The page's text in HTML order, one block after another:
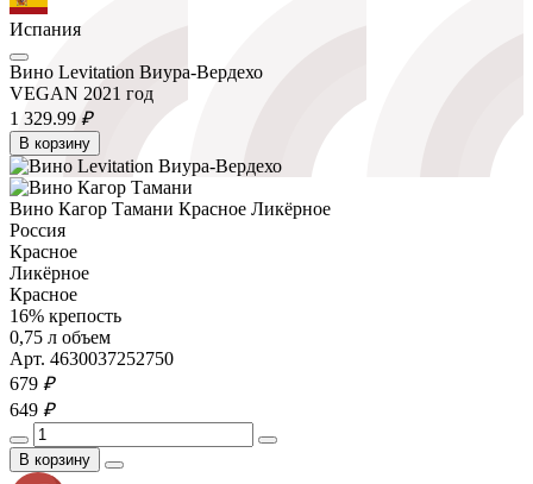
Испания
Вино Levitation Виура-Вердехо
VEGAN 2021 год
1 329.99 ₽
В корзину
Вино Кагор Тамани Красное Ликёрное
Россия
Красное
Ликёрное
Красное
16% крепость
0,75 л объем
Арт. 4630037252750
679 ₽
649 ₽
В корзину